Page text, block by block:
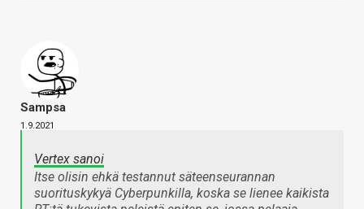
Sampsa
1.9.2021
Vertex sanoi
Itse olisin ehkä testannut säteenseurannan
suorituskykyä Cyberpunkilla, koska se lienee kaikista